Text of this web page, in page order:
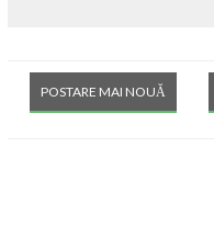
POSTARE MAI NOUĂ